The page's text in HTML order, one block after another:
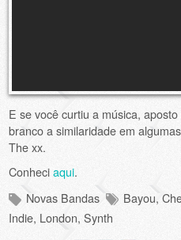
E se você curtiu a música,
branco a similaridade em
The xx.
Conheciaqui.
Novas Bandas
Bayou,
Indie, London,Synth